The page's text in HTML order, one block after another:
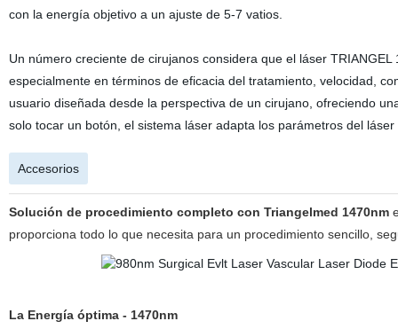
con la energía objetivo a un ajuste de 5-7 vatios.
Un número creciente de cirujanos considera que el láser
especialmente en términos de eficacia del tratamiento, velocidad,
usuario diseñada desde la perspectiva de un cirujano, ofreciendo
solo tocar un botón, el sistema láser adapta los parámetros del
Accesorios
Solución de procedimiento completo con Triangelmed 1470nm
proporciona todo lo que necesita para un procedimiento sencillo,
La Energía óptima - 1470nm